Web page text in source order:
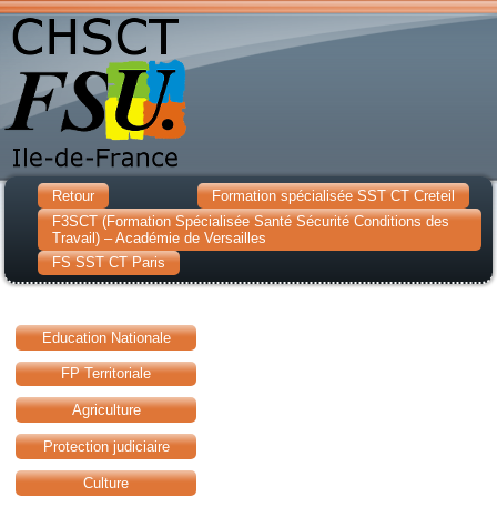
Retour
Formation spécialisée SST CT Creteil
F3SCT (Formation Spécialisée Santé Sécurité Conditions des
Travail) – Académie de Versailles
FS SST CT Paris
Education Nationale
FP Territoriale
Agriculture
Protection judiciaire
Culture